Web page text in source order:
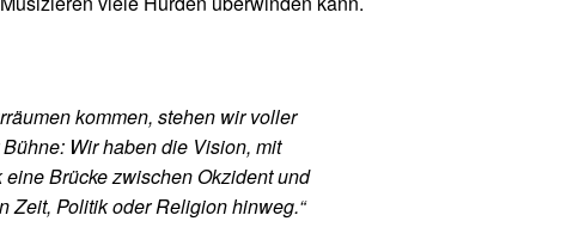
kommen, stehen wir voller
Wir haben die Vision, mit
Brücke zwischen Okzident und
Zeit, Politik oder Religion hinweg.“